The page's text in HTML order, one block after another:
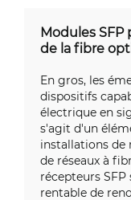
Modules
de la fibre
En gros, les
dispositifs
électrique en
s'agit d'un
installations de
de réseaux à
récepteurs
rentable de